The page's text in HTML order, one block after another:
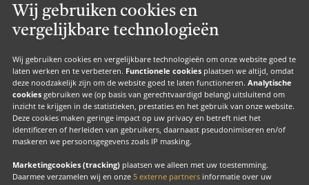
Wij gebruiken cookies en
vergelijkbare technologieën
Wij gebruiken cookies en vergelijkbare technologieën om onze website goed te
laten werken en te verbeteren. Functionele cookies plaatsen we altijd, omdat
deze noodzakelijk zijn om de website goed te laten functioneren. Analytische
cookies gebruiken we (op basis van gerechtvaardigd belang) uitsluitend om
inzicht te krijgen in de statistieken, prestaties en het gebruik van onze website.
Deze cookies maken geringe impact op uw privacy en betreft niet het
identificeren of herleiden van gebruikers, daarnaast pseudonimiseren en/of
maskeren we persoonsgegevens zoals IP masking.
Marketingcookies (tracking) plaatsen we alleen met uw toestemming.
Daarmee verzamelen wij en onze 5 externe partners informatie over uw
Valk Suites
Valk Jobs
Valk Exclusief Membership
Valk Voor Thuis
Valk Exclusief Zakelijk
MVO
Contact